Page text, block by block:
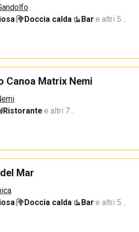
· Doccia calda· Bar·e altri 5…
Canoa Matrix Nemi
Ristorante·e altri 7…
Mar
· Doccia calda· Bar·e altri 5…